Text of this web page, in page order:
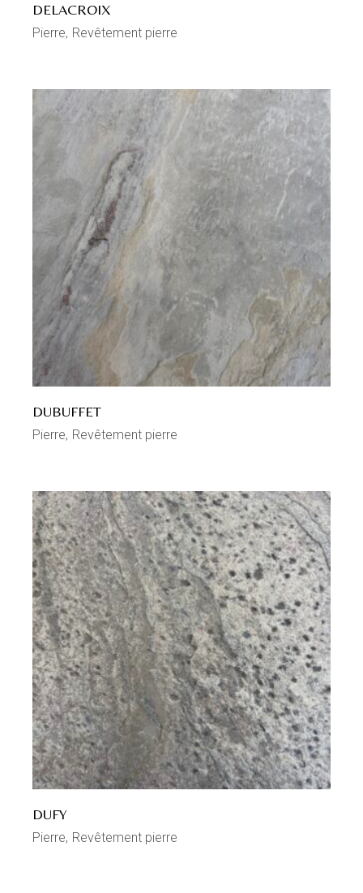
DELACROIX
Pierre Revêtement pierre
DUBUFFET
Pierre Revêtement pierre
DUFY
Pierre Revêtement pierre